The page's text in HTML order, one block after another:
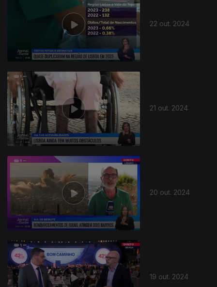
22 out. 2024
21 out. 2024
20 out. 2024
19 out. 2024